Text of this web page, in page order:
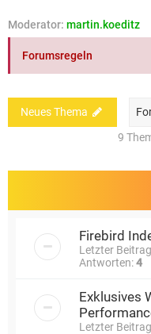
Moderator: martin.koeditz
Forumsregeln
Neues Thema
9
Firebird
Letzter
Antworten:4
Exklusives
Letzter